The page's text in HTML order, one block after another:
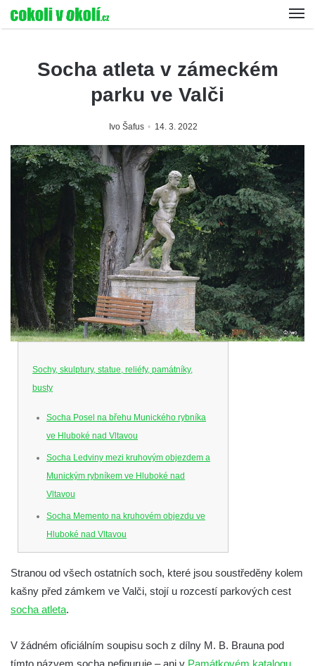
Socha atleta v zámeckém
parku ve Valči
Ivo Šafus 14. 3. 2022
Sochy, skulptury, statue, reliéfy, památníky,
busty
Socha Posel na břehu Munického rybníka
ve Hluboké nad Vltavou
Socha Ledviny mezi kruhovým objezdem a
Munickým rybníkem ve Hluboké nad
Vltavou
Socha Memento na kruhovém objezdu ve
Hluboké nad Vltavou
Socha Smilodon v ZOO Hluboká
Socha Veledaněk v ZOO Hluboká
Socha Plejtvák obrovský v ZOO Hluboká
Stranou od všech ostatních soch, které jsou soustředěny kolem
kašny před zámkem ve Valči, stojí u rozcestí parkových cest
socha atleta.
V žádném oficiálním soupisu soch z dílny M. B. Brauna pod